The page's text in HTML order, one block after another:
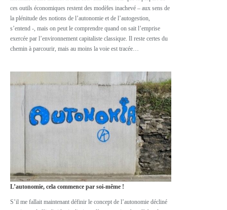
ces outils économiques restent des modèles inachevé – aux sens de
la plénitude des notions de l’autonomie et de l’autogestion,
s’entend -, mais on peut le comprendre quand on sait l’emprise
exercée par l’environnement capitaliste classique. Il reste certes du
chemin à parcourir, mais au moins la voie est tracée…
L’autonomie, cela commence par soi-même !
S’il me fallait maintenant définir le concept de l’autonomie décliné